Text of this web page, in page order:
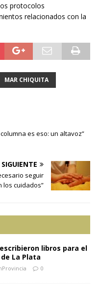
protocolos
relacionados con la
MAR CHIQUITA
es eso: un altavoz”
SIGUIENTE
seguir
los cuidados”
libros para el
La Plata
0